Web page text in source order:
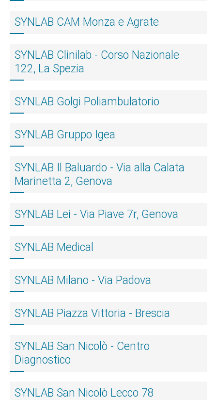
SYNLAB CAM Monza e Agrate
SYNLAB Clinilab - Corso Nazionale
122, La Spezia
SYNLAB Golgi Poliambulatorio
SYNLAB Gruppo Igea
SYNLAB Il Baluardo - Via alla Calata
Marinetta 2, Genova
SYNLAB Lei - Via Piave 7r, Genova
SYNLAB Medical
SYNLAB Milano - Via Padova
SYNLAB Piazza Vittoria - Brescia
SYNLAB San Nicolò - Centro
Diagnostico
SYNLAB San Nicolò Lecco 78